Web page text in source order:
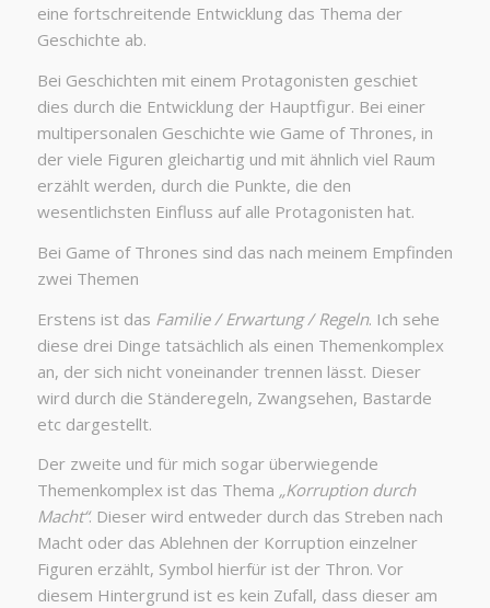
eine fortschreitende Entwicklung das Thema der
Geschichte ab.
Bei Geschichten mit einem Protagonisten geschiet
dies durch die Entwicklung der Hauptfigur. Bei einer
multipersonalen Geschichte wie Game of Thrones, in
der viele Figuren gleichartig und mit ähnlich viel Raum
erzählt werden, durch die Punkte, die den
wesentlichsten Einfluss auf alle Protagonisten hat.
Bei Game of Thrones sind das nach meinem Empfinden
zwei Themen
Erstens ist das Familie / Erwartung / Regeln. Ich sehe
diese drei Dinge tatsächlich als einen Themenkomplex
an, der sich nicht voneinander trennen lässt. Dieser
wird durch die Ständeregeln, Zwangsehen, Bastarde
etc dargestellt.
Der zweite und für mich sogar überwiegende
Themenkomplex ist das Thema „Korruption durch
Macht“. Dieser wird entweder durch das Streben nach
Macht oder das Ablehnen der Korruption einzelner
Figuren erzählt, Symbol hierfür ist der Thron. Vor
diesem Hintergrund ist es kein Zufall, dass dieser am